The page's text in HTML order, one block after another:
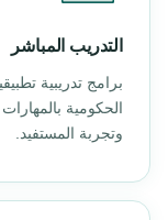
التدريب المباشر
برامج تدريبية
الحكومية بالمهارات
وتجربة المستفيد.